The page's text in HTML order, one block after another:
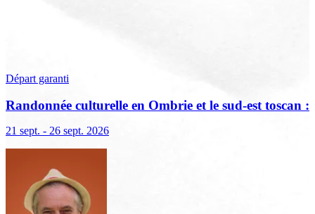
Départ garanti
Randonnée culturelle en Ombrie et le sud-est toscan :
21 sept. - 26 sept. 2026